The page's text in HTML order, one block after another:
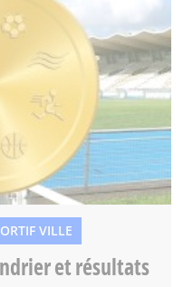
VILLE
et résultats